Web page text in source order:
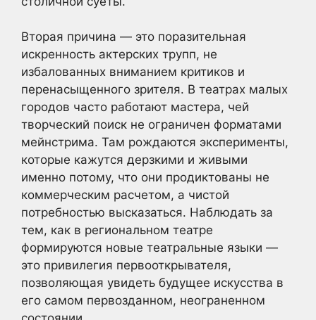
Вторая причина — это поразительная
искренность актерских трупп, не
избалованных вниманием критиков и
перенасыщенного зрителя. В театрах малых
городов часто работают мастера, чей
творческий поиск не ограничен форматами
мейнстрима. Там рождаются эксперименты,
которые кажутся дерзкими и живыми
именно потому, что они продиктованы не
коммерческим расчетом, а чистой
потребностью высказаться. Наблюдать за
тем, как в региональном театре
формируются новые театральные языки —
это привилегия первооткрывателя,
позволяющая увидеть будущее искусства в
его самом первозданном, неограненном